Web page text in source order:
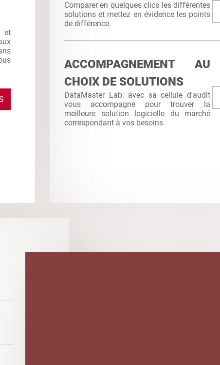
et
Comparer en quelques clics les différentes
solutions et mettez en évidence les points
de différence.
ACCOMPAGNEMENT AU
CHOIX DE SOLUTIONS
DataMaster Lab. avec sa cellule d'audit
vous accompagne pour trouver la
meilleure solution logicielle du marché
correspondant à vos besoins